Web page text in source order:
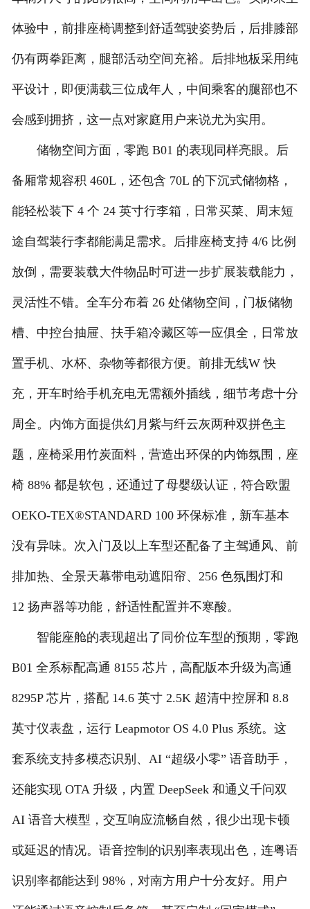
体验中，前排座椅调整到舒适驾驶姿势后，后排膝部
仍有两拳距离，腿部活动空间充裕。后排地板采用纯
平设计，即便满载三位成年人，中间乘客的腿部也不
会感到拥挤，这一点对家庭用户来说尤为实用。
储物空间方面，零跑 B01 的表现同样亮眼。后
备厢常规容积 460L，还包含 70L 的下沉式储物格，
能轻松装下 4 个 24 英寸行李箱，日常买菜、周末短
途自驾装行李都能满足需求。后排座椅支持 4/6 比例
放倒，需要装载大件物品时可进一步扩展装载能力，
灵活性不错。全车分布着 26 处储物空间，门板储物
槽、中控台抽屉、扶手箱冷藏区等一应俱全，日常放
置手机、水杯、杂物等都很方便。前排无线W 快
充，开车时给手机充电无需额外插线，细节考虑十分
周全。内饰方面提供幻月紫与纤云灰两种双拼色主
题，座椅采用竹炭面料，营造出环保的内饰氛围，座
椅 88% 都是软包，还通过了母婴级认证，符合欧盟
OEKO-TEX®STANDARD 100 环保标准，新车基本
没有异味。次入门及以上车型还配备了主驾通风、前
排加热、全景天幕带电动遮阳帘、256 色氛围灯和
12 扬声器等功能，舒适性配置并不寒酸。
智能座舱的表现超出了同价位车型的预期，零跑
B01 全系标配高通 8155 芯片，高配版本升级为高通
8295P 芯片，搭配 14.6 英寸 2.5K 超清中控屏和 8.8
英寸仪表盘，运行 Leapmotor OS 4.0 Plus 系统。这
套系统支持多模态识别、AI “超级小零” 语音助手，
还能实现 OTA 升级，内置 DeepSeek 和通义千问双
AI 语音大模型，交互响应流畅自然，很少出现卡顿
或延迟的情况。语音控制的识别率表现出色，连粤语
识别率都能达到 98%，对南方用户十分友好。用户